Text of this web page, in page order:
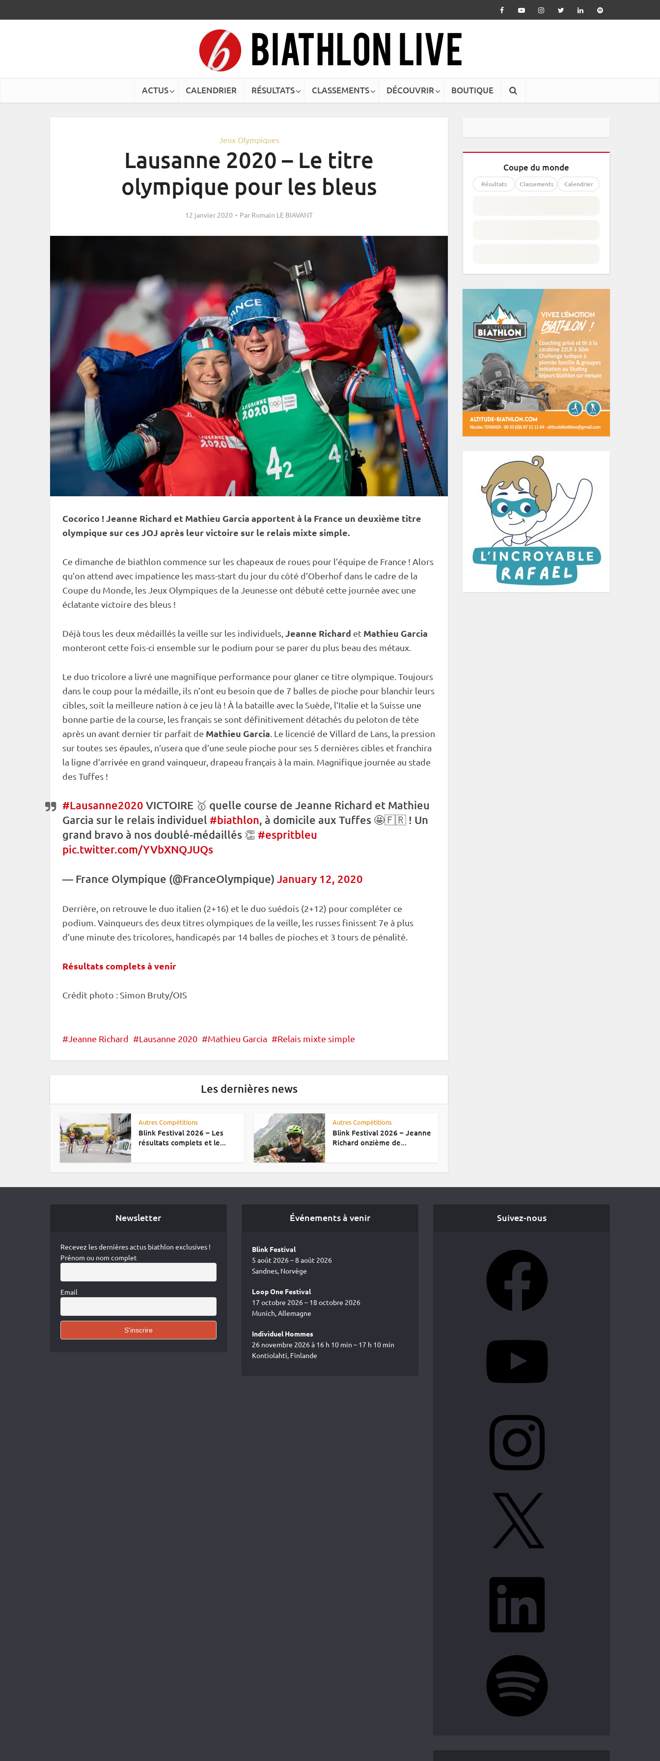
ACTUS CALENDRIER RÉSULTATS CLASSEMENTS DÉCOUVRIR BOUTIQUE
Jeux Olympiques
Lausanne 2020 – Le titre
olympique pour les bleus
12 janvier 2020 Par Romain LE BIAVANT
Cocorico ! Jeanne Richard et Mathieu Garcia apportent à la France un deuxième titre
olympique sur ces JOJ après leur victoire sur le relais mixte simple.
Ce dimanche de biathlon commence sur les chapeaux de roues pour l’équipe de France ! Alors
qu’on attend avec impatience les mass-start du jour du côté d’Oberhof dans le cadre de la
Coupe du Monde , les Jeux Olympiques de la Jeunesse ont débuté cette journée avec une
éclatante victoire des bleus !
Déjà tous les deux médaillés la veille sur les individuels, Jeanne Richard et Mathieu Garcia
monteront cette fois-ci ensemble sur le podium pour se parer du plus beau des métaux.
Le duo tricolore a livré une magnifique performance pour glaner ce titre olympique. Toujours
dans le coup pour la médaille, ils n’ont eu besoin que de 7 balles de pioche pour blanchir leurs
cibles, soit la meilleure nation à ce jeu là ! À la bataille avec la Suède, l’Italie et la Suisse une
bonne partie de la course, les français se sont définitivement détachés du peloton de tête
après un avant dernier tir parfait de Mathieu Garcia . Le licencié de Villard de Lans, la pression
sur toutes ses épaules, n’usera que d’une seule pioche pour ses 5 dernières cibles et franchira
la ligne d’arrivée en grand vainqueur, drapeau français à la main. Magnifique journée au stade
des Tuffes !
#Lausanne2020 VICTOIRE 🥇 quelle course de Jeanne Richard et Mathieu
Garcia sur le relais individuel #biathlon, à domicile aux Tuffes 🤩🇫🇷 ! Un
grand bravo à nos doublé-médaillés 👏 #espritbleu
pic.twitter.com/YVbXNQJUQs
— France Olympique (@FranceOlympique) January 12, 2020
Derrière, on retrouve le duo italien (2+16) et le duo suédois (2+12) pour compléter ce
podium. Vainqueurs des deux titres olympiques de la veille, les russes finissent 7e à plus
d’une minute des tricolores, handicapés par 14 balles de pioches et 3 tours de pénalité
Résultats complets à venir
Crédit photo : Simon Bruty/OIS
Jeanne Richard Lausanne 2020 Mathieu Garcia Relais mixte simple
Les dernières news
Autres Compétitions
Blink Festival 2026 – Les
résultats complets et le...
Autres Compétitions
Blink Festival 2026 – Jeanne
Richard onzième de...
Coupe du monde
Résultats Classements Calendrier
Newsletter
Recevez les dernières actus biathlon exclusives !
Prénom ou nom complet
Email
Événements à venir
Blink Festival
5 août 2026 – 8 août 2026
Sandnes, Norvège
Loop One Festival
17 octobre 2026 – 18 octobre 2026
Munich, Allemagne
Individuel Hommes
26 novembre 2026 à 16 h 10 min – 17 h 10 min
Kontiolahti, Finlande
Suivez-nous